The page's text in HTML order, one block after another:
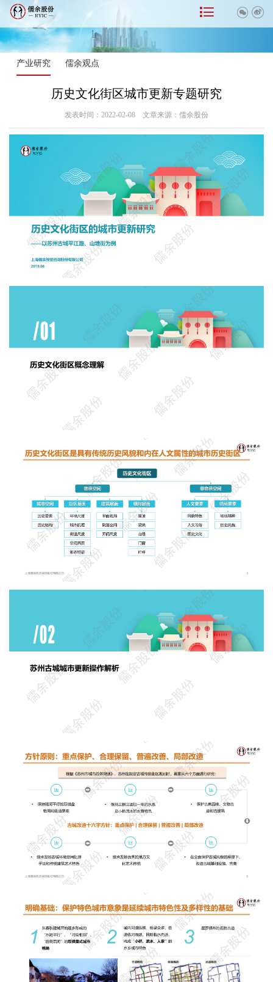
 

产业研究 儒余观点
历史文化街区城市更新专题研究
发表时间：2022-02-08 文章来源：儒余股份